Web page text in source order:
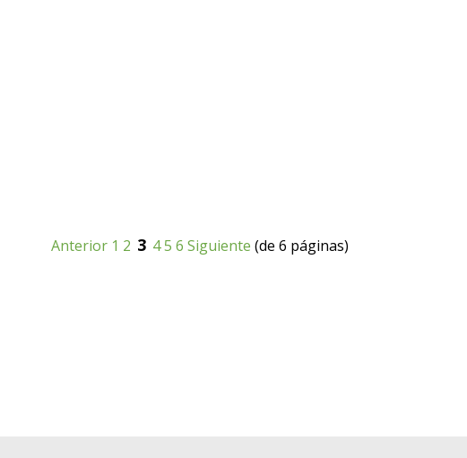
Anterior 1 2 3 45 6 Siguiente (de 6 páginas)